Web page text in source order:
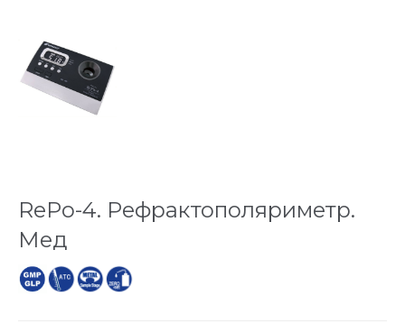
RePo-4. Рефрактополяриметр.
Мед